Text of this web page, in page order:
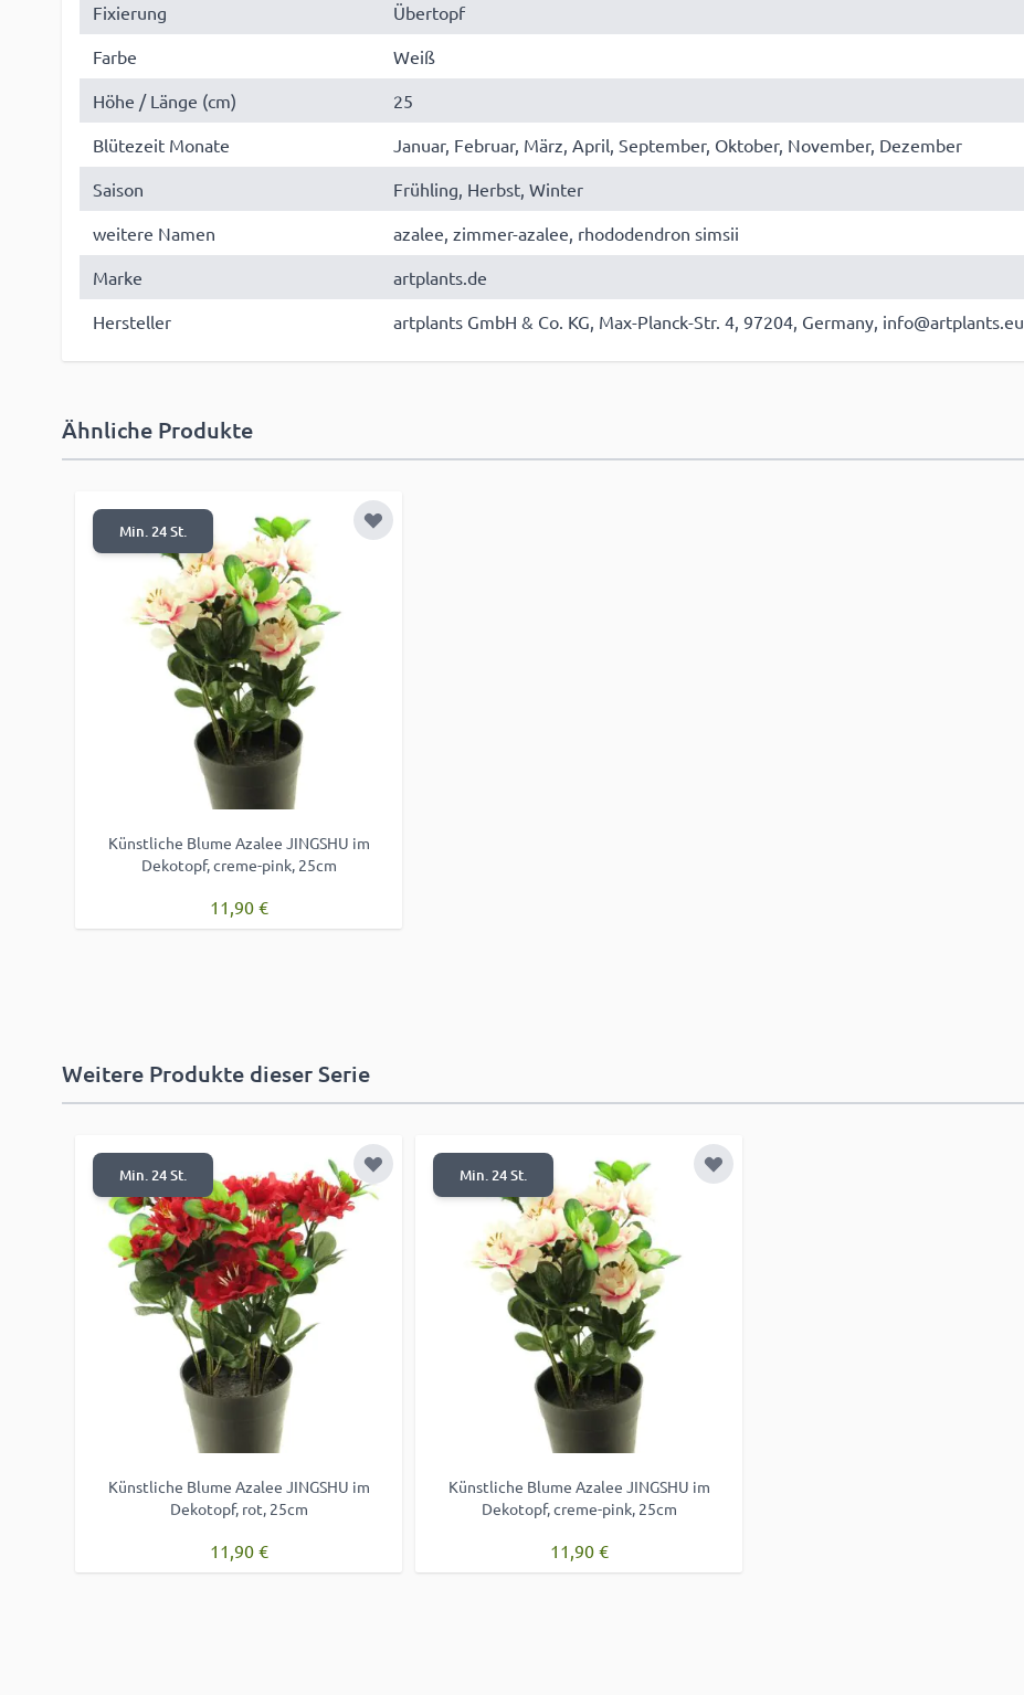
Fixierung
Übertopf
Farbe
Weiß
Höhe / Länge (cm)
25
Blütezeit Monate
Januar, Februar, März, April, September, Oktober, November, Dezember
Saison
Frühling, Herbst, Winter
weitere Namen
azalee, zimmer-azalee, rhododendron simsii
Marke
artplants.de
Hersteller
artplants GmbH & Co. KG, Max-Planck-Str. 4, 97204, Germany, info@artplants.eu
Ähnliche Produkte
Min. 24 St. Zur Wunschliste hinzufügen
Künstliche Blume Azalee JINGSHU im
Dekotopf, creme-pink, 25cm
11,90 €
Weitere Produkte dieser Serie
Min. 24 St. Zur Wunschliste hinzufügen
Künstliche Blume Azalee JINGSHU im
Dekotopf, rot, 25cm
11,90 €
Min. 24 St. Zur Wunschliste hinzufügen
Künstliche Blume Azalee JINGSHU im
Dekotopf, creme-pink, 25cm
11,90 €